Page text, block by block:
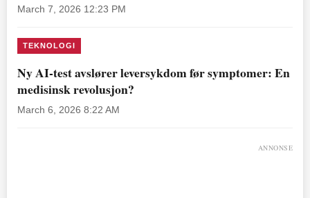
March 7, 2026 12:23 PM
TEKNOLOGI
Ny AI-test avslører leversykdom før symptomer: En
medisinsk revolusjon?
March 6, 2026 8:22 AM
ANNONSE